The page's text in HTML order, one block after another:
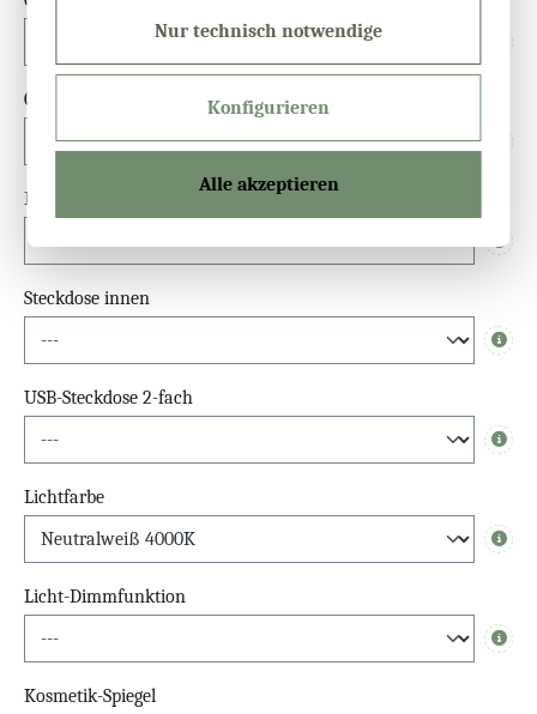
Glastür Überstand (unten)
Einlegeböden (Fach × Stück)
Info
Steckdose innen
Info
USB-Steckdose 2-fach
Info
Lichtfarbe
Info
Licht-Dimmfunktion
Info
Kosmetik-Spiegel
Nur technisch notwendige
Konfigurieren
Alle akzeptieren